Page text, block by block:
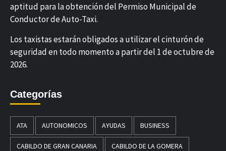
aptitud para la obtención del Permiso Municipal de
Conductor de Auto-Taxi.
Los taxistas estarán obligados a utilizar el cinturón de
seguridad en todo momento a partir del 1 de octubre de
2026.
Categorías
ATA AUTONOMICOS AYUDAS BUSINESS
CABILDO DE GRAN CANARIA CABILDO DE LA GOMERA